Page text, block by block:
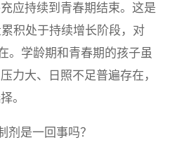
应持续到青春期结束。这是
积处于持续增长阶段，对
。学龄期和青春期的孩子虽
力大、日照不足普遍存在，
。
剂是一回事吗？